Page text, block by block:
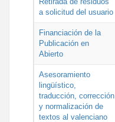
a solicitud del usuario
Financiación de la
Publicación en
Abierto
Asesoramiento
lingüístico,
traducción, corrección
y normalización de
textos al valenciano